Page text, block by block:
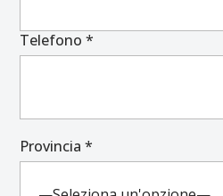
Telefono *
Provincia *